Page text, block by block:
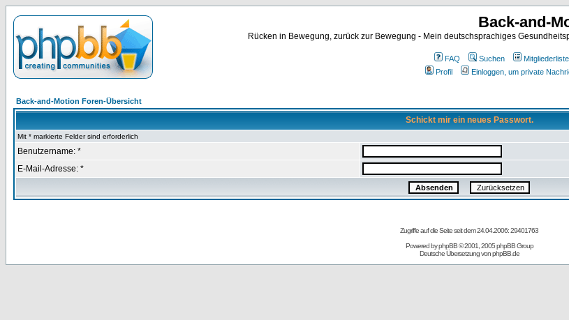
Back-and-
Rücken in Bewegung, zurück zur Bewegung - Mein deutschsprachiges
FAQ Suchen Mitgliederliste
Profil
Einloggen, um private
Back-and-Motion Foren-Übersicht
Schickt mir ein neues Passwort.
Mit * markierte Felder sind erforderlich
Benutzername: *
E-Mail-Adresse: *
Zugriffe auf die Seite seit dem 24.04.2006: 29401763
Powered byphpBB© 2001, 2005 phpBB Group
Deutsche Übersetzung vonphpBB.de